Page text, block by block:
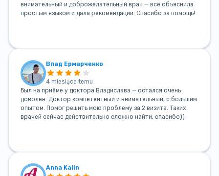
внимательный и доброжелательный врач — всё объяснила
простым языком и дала рекомендации. Спасибо за помощь!
Влад Ермарченко
4 miesiące temu
Был на приёме у доктора Владислава — остался очень
доволен. Доктор компетентный и внимательный, с большим
опытом. Помог решить мою проблему за 2 визита. Таких
врачей сейчас действительно сложно найти, спасибо))
Anna Kalin